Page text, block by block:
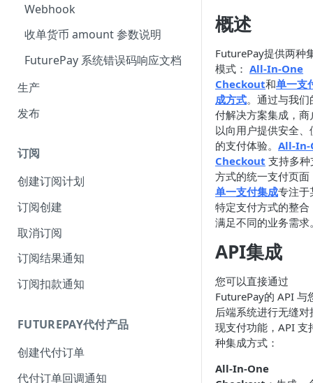
Webhook
收单货币 amount 参数说明
FuturePay 系统错误码响应文档
生产
发布
订阅
创建订阅计划
订阅创建
取消订阅
订阅结果通知
订阅扣款通知
FUTUREPAY代付产品
创建代付订单
代付订单回调通知
概述
FuturePay提供两种
模式： All-In-One
Checkout和单一支
成方式。通过与我们
付解决方案集成，商
以向用户提供安全、
的支付体验。 All-In-
Checkout 支持多种
方式的统一支付页面
单一支付集成专注于
特定支付方式的整合
满足不同的业务需求
API集成
您可以直接通过
FuturePay的 API 与
后端系统进行无缝对
现支付功能，API 支
种集成方式：
All-In-One